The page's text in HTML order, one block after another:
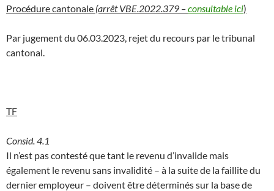
Procédure cantonale (arrêt VBE.2022.379 –consultable ici)
Par jugement du 06.03.2023, rejet du recours par le tribunal
cantonal.
TF
Consid. 4.1
Il n’est pas contesté que tant le revenu d’invalide mais
également le revenu sans invalidité – à la suite de la faillite du
dernier employeur – doivent être déterminés sur la base de